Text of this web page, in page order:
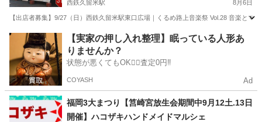
西鉄久留米駅 8月6日
【出店者募集】9/27（日）西鉄久留米駅東口広場｜くるめ路上音楽祭 Vol.28 音楽と
福岡 久留米市 西鉄久留米駅 地域/お祭り
【実家の押し入れ整理】眠っている人形あ
りませんか？
状態が悪くてもOK🙆‍♀️査定0円‼️
COYASH Ad
福岡3大まつり【筥崎宮放生会期間中9月12土.13日
開催】ハコザキハンドメイドマルシェ